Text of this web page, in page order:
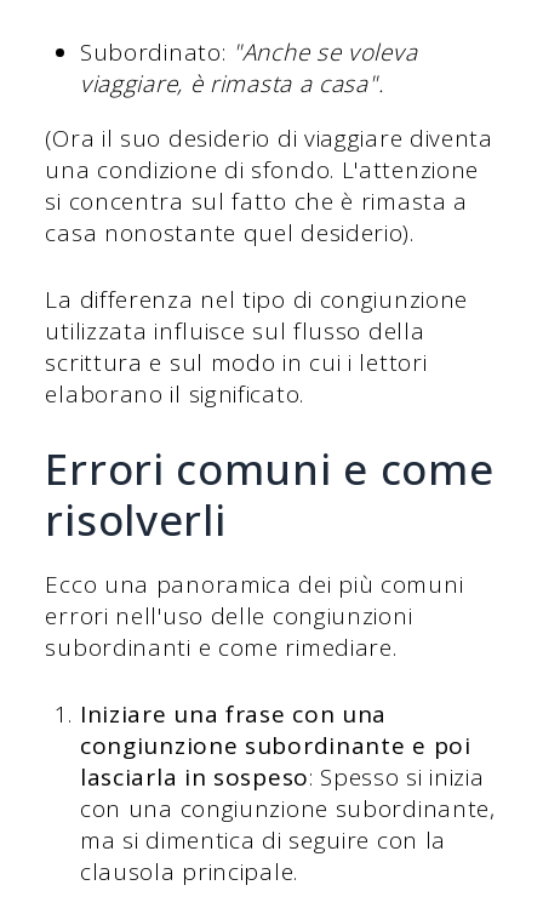
Subordinato: "Anche se voleva
viaggiare, è rimasta a casa".
(Ora il suo desiderio di viaggiare diventa
una condizione di sfondo. L'attenzione
si concentra sul fatto che è rimasta a
casa nonostante quel desiderio).
La differenza nel tipo di congiunzione
utilizzata influisce sul flusso della
scrittura e sul modo in cui i lettori
elaborano il significato.
Errori comuni e come
risolverli
Ecco una panoramica dei più comuni
errori nell'uso delle congiunzioni
subordinanti e come rimediare.
Iniziare una frase con una
congiunzione subordinante e poi
lasciarla in sospeso: Spesso si inizia
con una congiunzione subordinante,
ma si dimentica di seguire con la
clausola principale.